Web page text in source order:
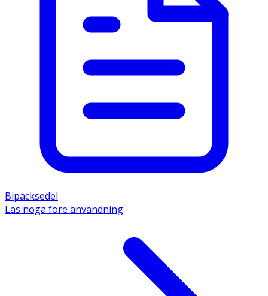
Bipacksedel
Läs noga före användning